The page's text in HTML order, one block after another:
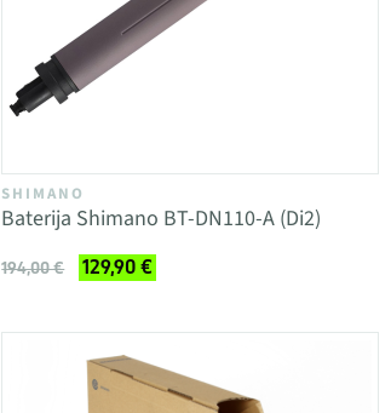
SHIMANO
Baterija Shimano BT-DN110-A (Di2)
194,00 € 129,90 €